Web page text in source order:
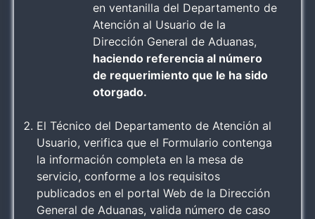
en ventanilla del Departamento de
Atención al Usuario de la
Dirección General de Aduanas,
haciendo referencia al número
de requerimiento que le ha sido
otorgado.
El Técnico del Departamento de Atención al
Usuario, verifica que el Formulario contenga
la información completa en la mesa de
servicio, conforme a los requisitos
publicados en el portal Web de la Dirección
General de Aduanas, valida número de caso